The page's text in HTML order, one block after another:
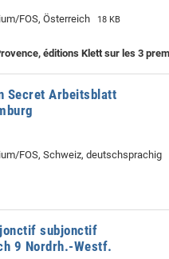
FOS, Österreich 18 KB
éditions Klett sur les 3
Secret Arbeitsblatt
FOS, Schweiz, deutschsprachig
subjonctif
9 Nordrh.-Westf.